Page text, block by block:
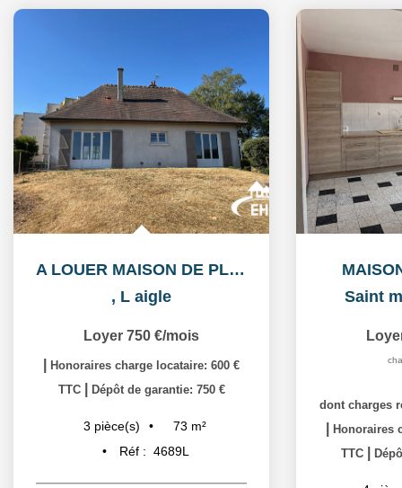
A LOUER MAISON DE PLAIN PIED
, L aigle
Loyer 750 €/mois
Honoraires charge locataire: 600 €
TTC
Dépôt de garantie: 750 €
3 pièce(s) 73 m²
Réf : 4689L
Saint
dont charges
Honoraires
TTC